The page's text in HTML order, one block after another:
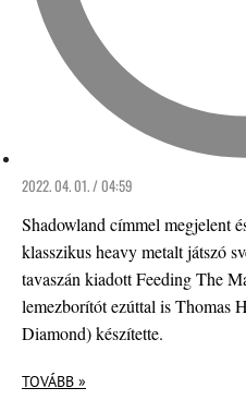
2022. 04. 01. / 04:59
Shadowland címmel megjelent
klasszikus heavy metalt játszó
tavaszán kiadott Feeding The
lemezborítót ezúttal is Thomas
Diamond) készítette.
TOVÁBB »